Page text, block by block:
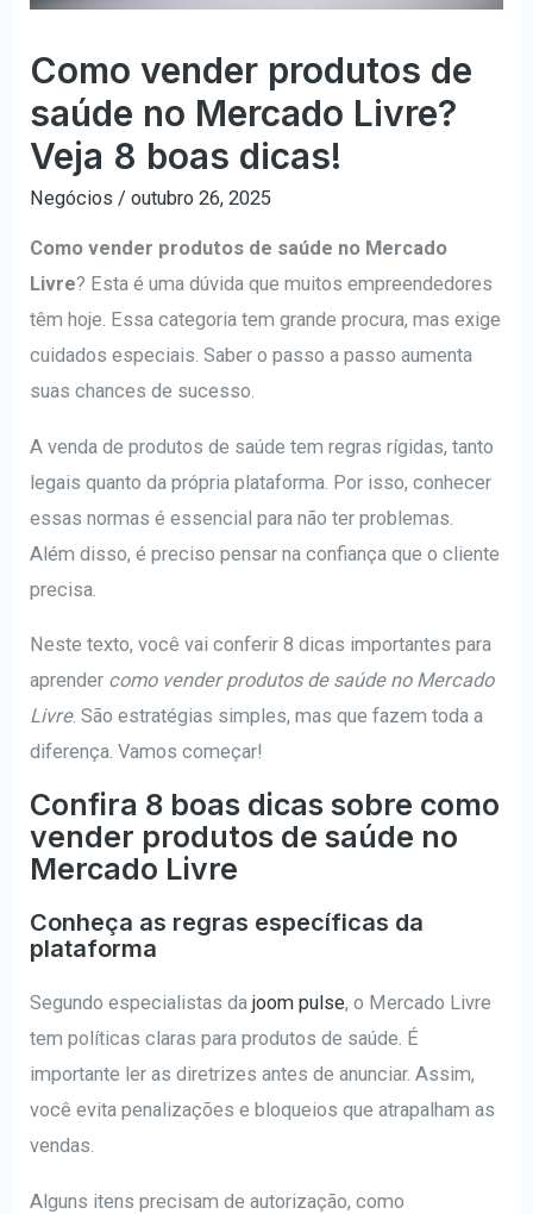
Como vender produtos de
saúde no Mercado Livre?
Veja 8 boas dicas!
Negócios /outubro 26, 2025
Como vender produtos de saúde no Mercado
Livre? Esta é uma dúvida que muitos empreendedores
têm hoje. Essa categoria tem grande procura, mas exige
cuidados especiais. Saber o passo a passo aumenta
suas chances de sucesso.
A venda de produtos de saúde tem regras rígidas, tanto
legais quanto da própria plataforma. Por isso, conhecer
essas normas é essencial para não ter problemas.
Além disso, é preciso pensar na confiança que o cliente
precisa.
Neste texto, você vai conferir 8 dicas importantes para
aprender como vender produtos de saúde no Mercado
Livre. São estratégias simples, mas que fazem toda a
diferença. Vamos começar!
Confira 8 boas dicas sobre como
vender produtos de saúde no
Mercado Livre
Conheça as regras específicas da
plataforma
Segundo especialistas dajoom pulse, o Mercado Livre
tem políticas claras para produtos de saúde. É
importante ler as diretrizes antes de anunciar. Assim,
você evita penalizações e bloqueios que atrapalham as
vendas.
Alguns itens precisam de autorização, como